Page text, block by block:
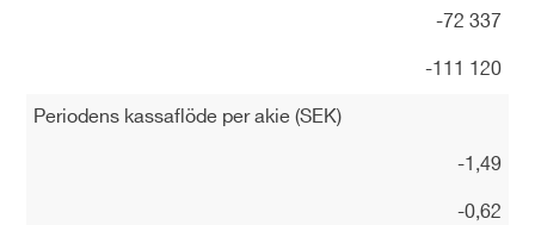
-72 337
-111 120
Periodens kassaflöde per akie (SEK)
-1,49
-0,62